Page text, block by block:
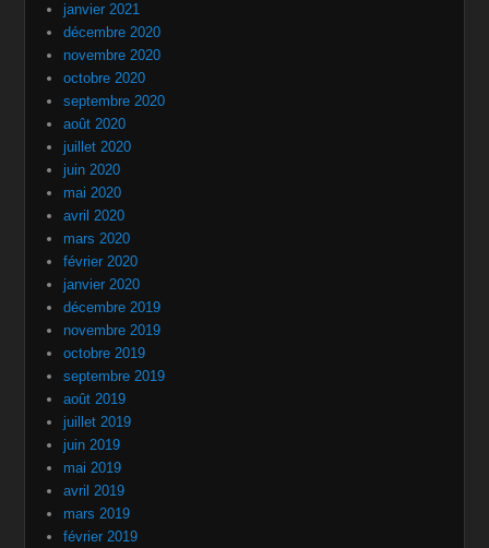
janvier 2021
décembre 2020
novembre 2020
octobre 2020
septembre 2020
août 2020
juillet 2020
juin 2020
mai 2020
avril 2020
mars 2020
février 2020
janvier 2020
décembre 2019
novembre 2019
octobre 2019
septembre 2019
août 2019
juillet 2019
juin 2019
mai 2019
avril 2019
mars 2019
février 2019